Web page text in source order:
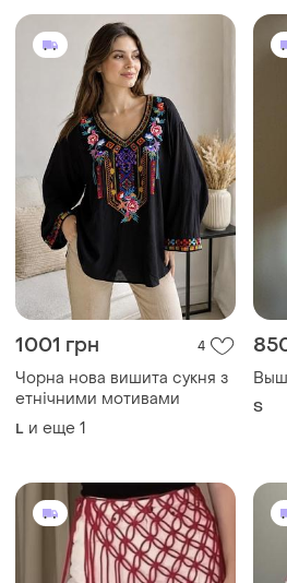
1001 грн 4
Чорна нова вишита сукня з
етнічними мотивами
L и еще 1
S